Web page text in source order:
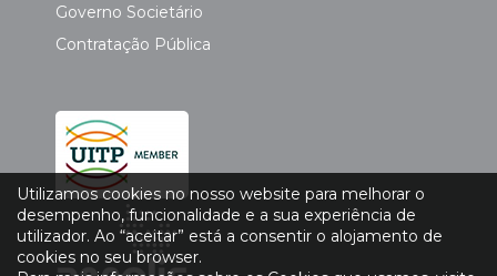
Governo Societário
Contratação Pública
Utilizamos cookies no nosso website para melhorar o
desempenho, funcionalidade e a sua experiência de
utilizador. Ao “aceitar” está a consentir o alojamento de
cookies no seu browser.